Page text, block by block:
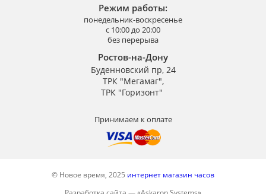
Режим работы:
понедельник-воскресенье
с 10:00 до 20:00
без перерыва
Ростов-на-Дону
Буденновский пр, 24
ТРК "Мегамаг",
ТРК "Горизонт"
Принимаем к оплате
© Новое время, 2025 интернет магазин часов